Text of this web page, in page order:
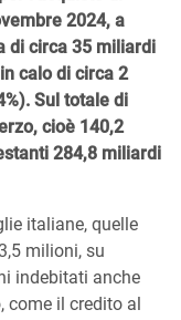
2024, a
di circa 35 miliardi
calo di circa 2
Sul totale di
cioè 140,2
284,8 miliardi
italiane, quelle
milioni, su
indebitati anche
il credito al